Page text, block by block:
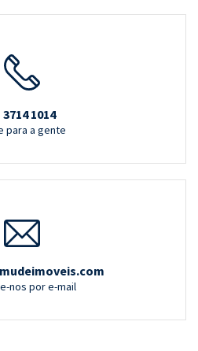
3714 1014
para a gente
nos por e-mail